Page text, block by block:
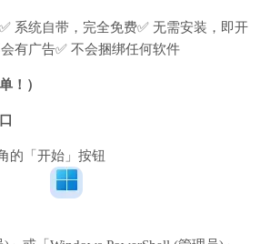
✅ 系统自带，完全免费✅ 无需安装，即开
有广告✅ 不会捆绑任何软件
！）
的「开始」按钮